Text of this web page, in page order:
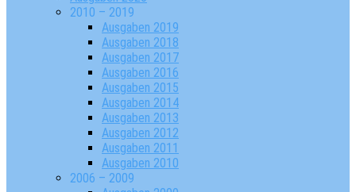
2010 – 2019
Ausgaben 2019
Ausgaben 2018
Ausgaben 2017
Ausgaben 2016
Ausgaben 2015
Ausgaben 2014
Ausgaben 2013
Ausgaben 2012
Ausgaben 2011
Ausgaben 2010
2006 – 2009